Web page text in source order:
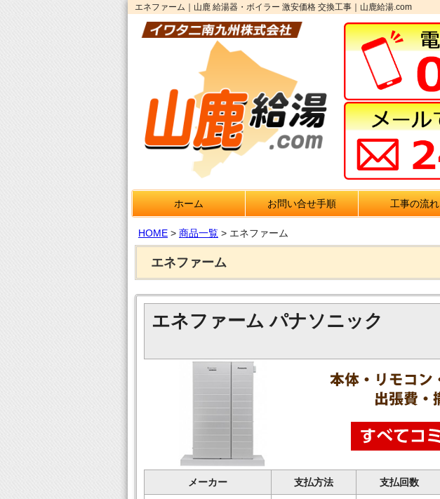
エネファーム｜山鹿 給湯器・ボイラー 激安価格 交換工事｜山鹿給湯.com
ホーム お問い合せ手順 工事の流れ
HOME > 商品一覧 > エネファーム
エネファーム
エネファーム パナソニック
メーカー 支払方法 支払回数